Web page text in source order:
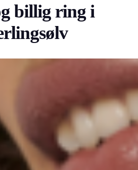
billig ring i